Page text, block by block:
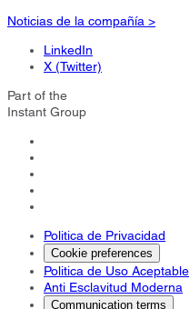
Noticias de la compañía >
LinkedIn
X (Twitter)
Part of the
Instant Group
Politica de Privacidad
Cookie preferences
Politica de Uso Aceptable
Anti Esclavitud Moderna
Communication terms